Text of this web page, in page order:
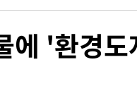
301.88포인트(4.58%) 내린
"…다누리, 스페이스X 로켓 달
에 '환경